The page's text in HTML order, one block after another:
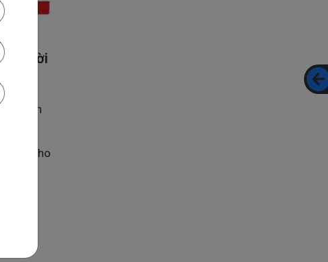
người
và tiền
các
với Kho
đảm
địa